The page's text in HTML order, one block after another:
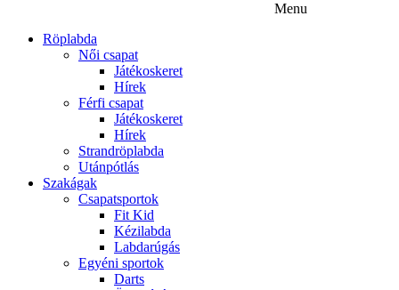
Menu
Röplabda
Női csapat
Játékoskeret
Hírek
Férfi csapat
Játékoskeret
Hírek
Strandröplabda
Utánpótlás
Szakágak
Csapatsportok
Fit Kid
Kézilabda
Labdarúgás
Egyéni sportok
Darts